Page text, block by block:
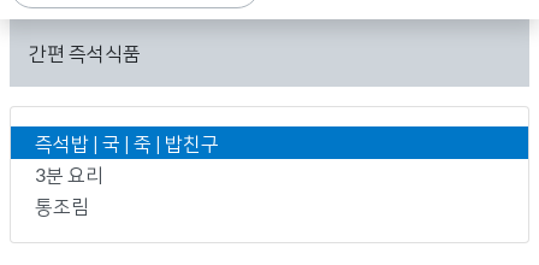
간편 즉석식품
즉석밥 | 국 | 죽 | 밥친구
3분 요리
통조림